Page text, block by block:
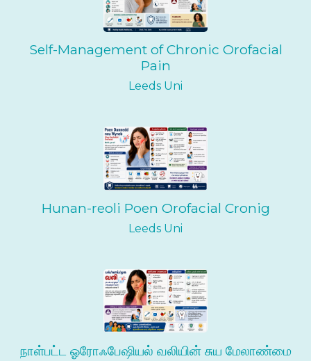
Self-Management of Chronic Orofacial
Pain
Leeds Uni
Hunan-reoli Poen Orofacial Cronig
Leeds Uni
நாள்பட்ட ஓரோஃபேஷியல் வலியின் சுய மேலாண்மை